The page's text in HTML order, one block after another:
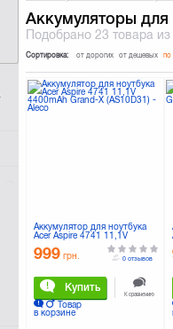
Аккумуляторы для
Подобрано23 товара
Сортировка: от дорогих от дешевых по
Аккумулятор для ноутбука
Acer Aspire 4741 11,1V
4400mAh Grand-X (AS10D31)
999 грн.
Купить
Товар
в корзине
0 отзывов
К сравнению